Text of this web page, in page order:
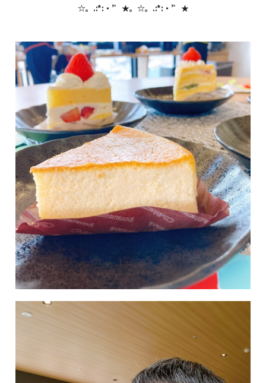
☆。.:*:・’゜★。☆。.:*:・’゜★